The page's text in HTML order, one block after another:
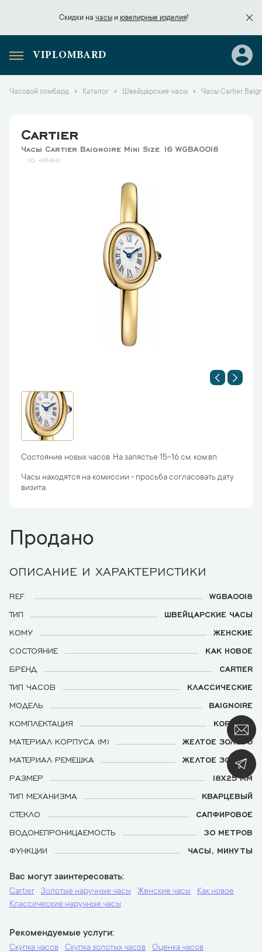
Скидки на часыи ювелирные изделия!
Скидки начасы
VIPLOMBARD
Часовой ломбард Каталог Швейцарские часы Часы Cartier
Cartier
Часы Cartier Baignoire Mini Size 16 WGBA0018
41694
Состояние новых часов. На запястье 15-16 см. ком.вп
Часы находятся на комиссии - просьба согласовать дату
визита.
Продано
ОПИСАНИЕ И ХАРАКТЕРИСТИКИ
REF.
WGBA0018
ТИП
ШВЕЙЦАРСКИЕ ЧАСЫ
КОМУ
ЖЕНСКИЕ
СОСТОЯНИЕ
КАК НОВОЕ
БРЕНД
CARTIER
ТИП ЧАСОВ
КЛАССИЧЕСКИЕ
МОДЕЛЬ
BAIGNOIRE
КОМПЛЕКТАЦИЯ
КОРОБКА
МАТЕРИАЛ КОРПУСА (М)
ЖЕЛТОЕ ЗОЛОТО
МАТЕРИАЛ РЕМЕШКА
ЖЕЛТОЕ ЗОЛОТО
РАЗМЕР
18Х25 ММ
ТИП МЕХАНИЗМА
КВАРЦЕВЫЙ
СТЕКЛО
САПФИРОВОЕ
ВОДОНЕПРОНИЦАЕМОСТЬ
30 МЕТРОВ
ФУНКЦИИ
ЧАСЫ, МИНУТЫ
Вас могут заинтересовать
Cartier Золотые наручные часы Женские часы
Как новое
Классические наручные часы
Рекомендуемые услуги
Скупка часов Скупка золотых часов
Оценка часов